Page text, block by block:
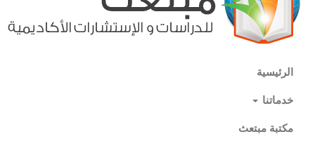
الرئيسية
خدماتنا
مكتبة مبتعث